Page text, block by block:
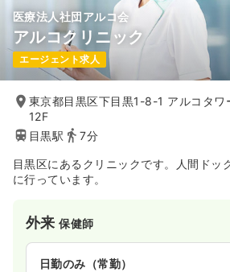
検診・健診正看護師 / 管理職
日勤のみ（常勤）
給与 600万円〜/年
時間 8:00～16:30
日祝休み
外来正看護師
医療法人社団アルコ会
アルコクリニック
エージェント求人
東京都目黒区下目黒1-8-1 アルコタワ
12F
目黒駅
7分
目黒区にあるクリニックです。人間ドッ
に行っています。
外来保健師
日勤のみ（常勤）